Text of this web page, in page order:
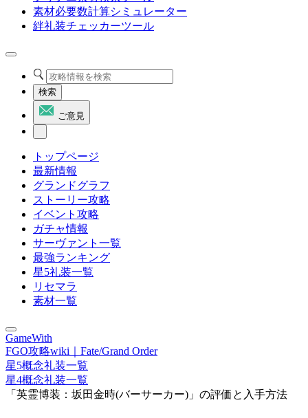
素材必要数計算シミュレーター
絆礼装チェッカーツール
検索
ご意見
トップページ
最新情報
グランドグラフ
ストーリー攻略
イベント攻略
ガチャ情報
サーヴァント一覧
最強ランキング
星5礼装一覧
リセマラ
素材一覧
GameWith
FGO攻略wiki｜Fate/Grand Order
星5概念礼装一覧
星4概念礼装一覧
「英霊博装：坂田金時(バーサーカー)」の評価と入手方法